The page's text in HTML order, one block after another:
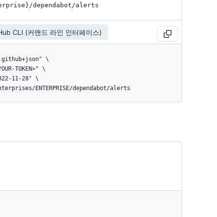
/dependabot/alerts
CLI (커맨드 라인 인터페이스)
ENTERPRISE/dependabot/alerts